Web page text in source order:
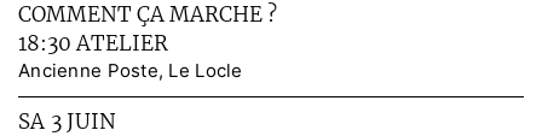
COMMENT ÇA MARCHE ?
18:30 ATELIER
Ancienne Poste, Le Locle
SA 3 JUIN